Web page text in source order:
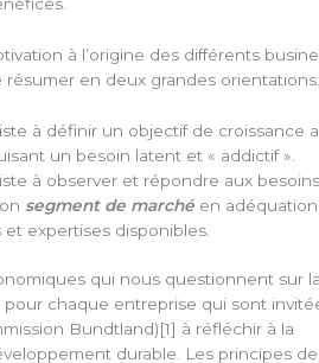
à l’origine des différents
résumer en deux grandes orientations.
à définir un objectif de croissance
un besoin latent et « addictif ».
à observer et répondre aux
segment de marché en
et expertises disponibles.
qui nous questionnent sur
chaque entreprise qui sont
Bundtland)[1] à réfléchir à la
durable. Les principes